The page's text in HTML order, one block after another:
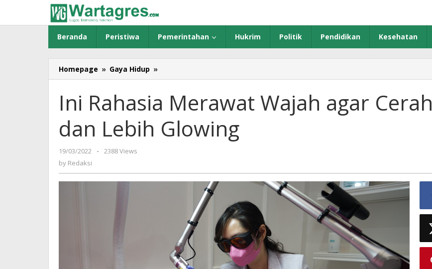
content
Beranda Peristiwa Pemerintahan Hukrim Politik Pendidikan Kesehatan
Homepage » Gaya Hidup »
Rahasia
Wajah
agar
Cerah
dan
Ini Rahasia Merawat Wajah agar Cerah
dan Lebih Glowing
19/03/2022
by
-
2388 Views
by Redaksi